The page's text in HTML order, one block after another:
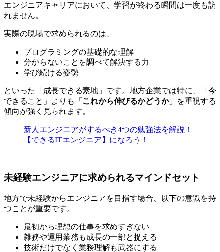
エンジニアキャリアにおいて、 学習が終わる瞬間は一度も訪
れません。
実際の現場で求められるのは、
プログラミングの基礎的な理解
分からないことを調べて解決する力
学び続ける姿勢
といった「成長できる素地」です。地方企業では特に、「今
できること」よりも「 これから伸びるかどうか」を重視する
傾向が強く見られます。
新人エンジニアがするべき4つの勉強法を解説！
【できるITエンジニア】になろう！
未経験エンジニアに求められるマインドセット
地方で未経験からエンジニアを目指す場合、以下の意識を持
つことが重要です。
最初から理想の仕事を求めすぎない
雑務や運用業務も成長の一部と捉える
技術だけでなく業務理解も武器にする